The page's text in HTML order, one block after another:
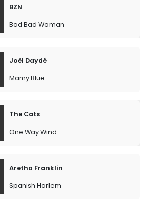
BZN
Bad Bad Woman
Joël Daydé
Mamy Blue
The Cats
One Way Wind
Aretha Franklin
Spanish Harlem